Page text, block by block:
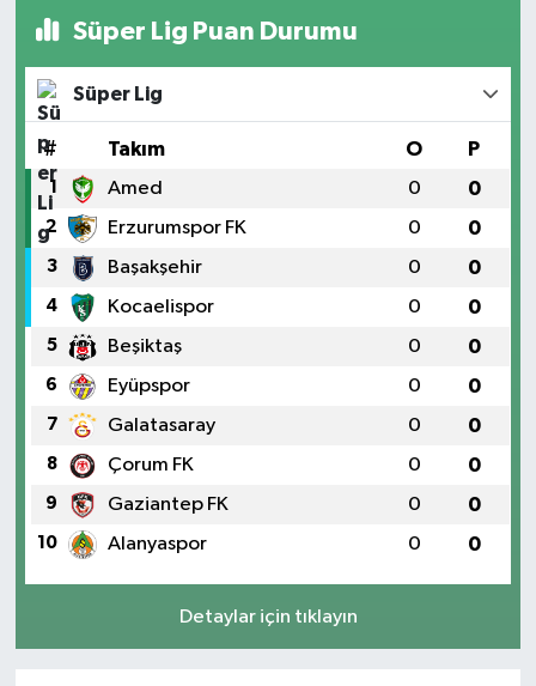
Süper Lig Puan Durumu
Süper Lig
# Takım O P
1 Amed 0 0
2 Erzurumspor FK 0 0
3 Başakşehir 0 0
4 Kocaelispor 0 0
5 Beşiktaş 0 0
6 Eyüpspor 0 0
7 Galatasaray 0 0
8 Çorum FK 0 0
9 Gaziantep FK 0 0
10 Alanyaspor 0 0
Detaylar için tıklayın